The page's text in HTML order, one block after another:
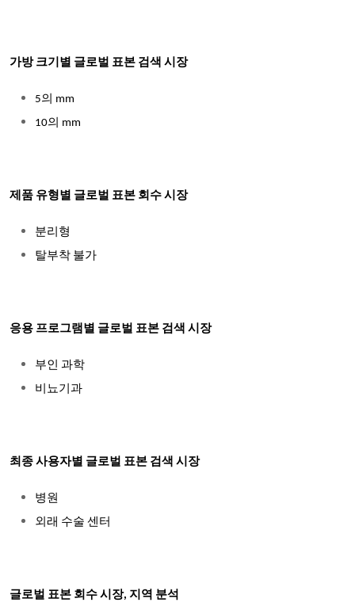
가방 크기별 글로벌 표본 검색 시장
5의 mm
10의 mm
제품 유형별 글로벌 표본 회수 시장
분리형
탈부착 불가
응용 프로그램별 글로벌 표본 검색 시장
부인 과학
비뇨기과
최종 사용자별 글로벌 표본 검색 시장
병원
외래 수술 센터
글로벌 표본 회수 시장, 지역 분석